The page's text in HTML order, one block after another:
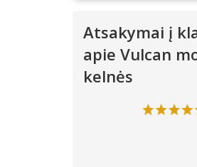
Atsakymai į
apie Vulcan
kelnės